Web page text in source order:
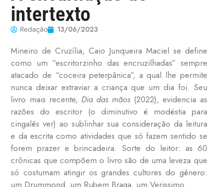
intertexto
Redação 13/06/2023
Mineiro de Cruzília, Caio Junqueira Maciel se define
como um “escritorzinho das encruzilhadas” sempre
atacado de “coceira peterpânica”, a qual lhe permite
nunca deixar extraviar a criança que um dia foi. Seu
livro mais recente, Dia das mãos (2022), evidencia as
razões do escritor (o diminutivo é modéstia para
cingalês ver) ao sublinhar sua consideração da leitura
e da escrita como atividades que só fazem sentido se
forem prazer e brincadeira. Sorte do leitor: as 60
crônicas que compõem o livro são de uma leveza que
só costumam atingir os grandes cultores do gênero: